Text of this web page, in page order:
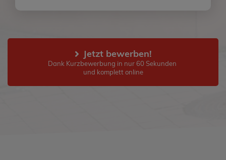
Jetzt bewerben!
Dank Kurzbewerbung in nur 60 Sekunden
und komplett online